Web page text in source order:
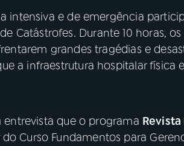
intensiva e de emergência
Catástrofes. Durante 10 horas,
grandes tragédias e
a infraestrutura hospitalar física e
entrevista que o programa Revista
Curso Fundamentos para